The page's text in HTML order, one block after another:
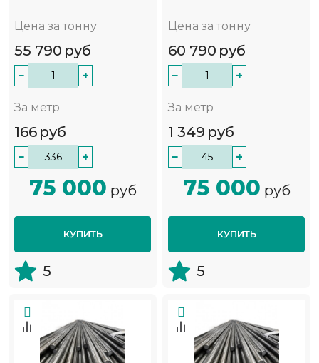
Цена за тонну
55 790 руб
− +
За метр
166 руб
− +
75 000 руб
КУПИТЬ
5
Цена за тонну
60 790 руб
− +
За метр
1 349 руб
− +
75 000 руб
КУПИТЬ
5